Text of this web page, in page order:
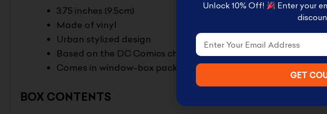
3.75 inches (9.5cm)
Made of vinyl
Urban stylized design
Based on the DC Comics character
Comes in window-box packaging
BOX CONTENTS
Unlock 10% Off!
Enter your
Email
GET